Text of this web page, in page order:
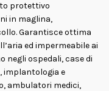
protettivo
in maglina,
Garantisce ottima
ed impermeabile ai
negli ospedali, case di
implantologia e
ambulatori medici,